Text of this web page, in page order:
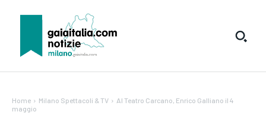
Home Milano Spettacoli & TV
Al Teatro Carcano, Enrico Galliano il 4
maggio